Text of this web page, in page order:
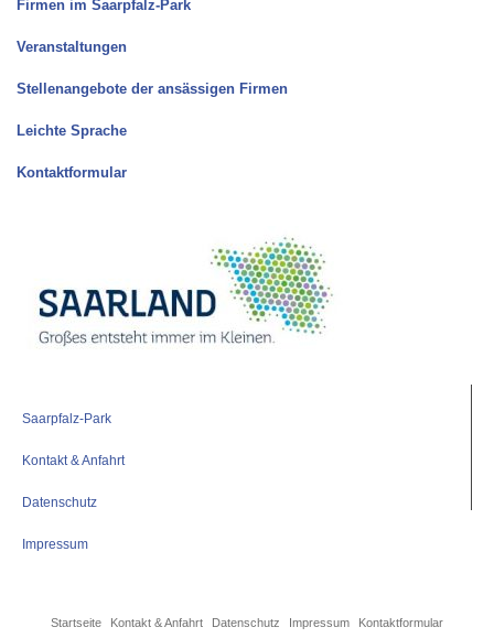
Firmen im Saarpfalz-Park
Veranstaltungen
Stellenangebote der ansässigen Firmen
Leichte Sprache
Kontaktformular
Saarpfalz-Park
Kontakt & Anfahrt
Datenschutz
Impressum
Startseite Kontakt & Anfahrt Datenschutz Impressum Kontaktformular